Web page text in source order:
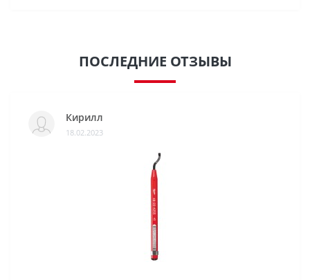
ПОСЛЕДНИЕ ОТЗЫВЫ
Кирилл
18.02.2023